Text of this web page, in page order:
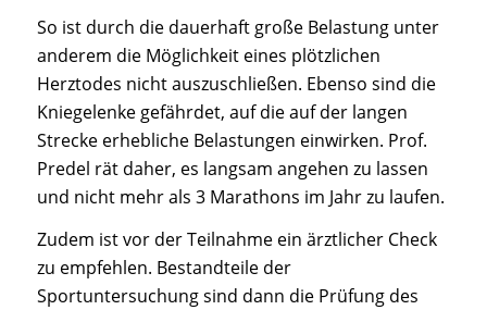
So ist durch die dauerhaft große Belastung unter
anderem die Möglichkeit eines plötzlichen
Herztodes nicht auszuschließen. Ebenso sind die
Kniegelenke gefährdet, auf die auf der langen
Strecke erhebliche Belastungen einwirken. Prof.
Predel rät daher, es langsam angehen zu lassen
und nicht mehr als 3 Marathons im Jahr zu laufen.
Zudem ist vor der Teilnahme ein ärztlicher Check
zu empfehlen. Bestandteile der
Sportuntersuchung sind dann die Prüfung des